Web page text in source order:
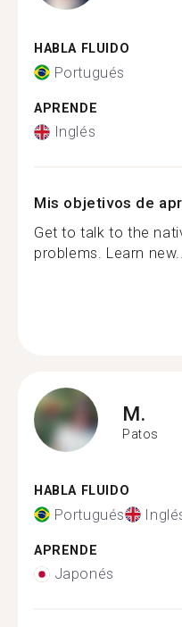
HABLA FLUIDO
Portugués
APRENDE
Inglés
Mis objetivos de
Get to talk to the
problems. Learn
M.
Patos
HABLA FLUIDO
Portugués
APRENDE
Japonés